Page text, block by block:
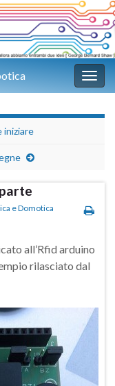
iniziare
e Domotica
all’Rfid arduino
rilasciato dal